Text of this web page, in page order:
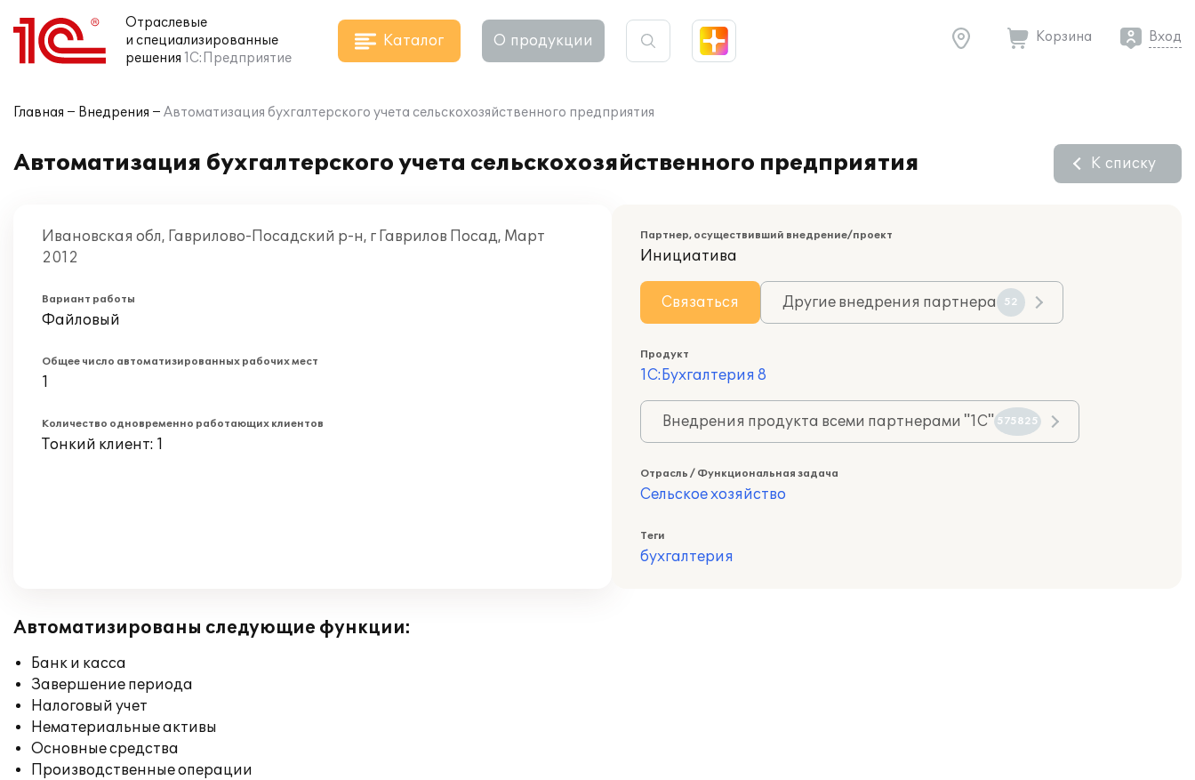
Отраслевые
и специализированные
решения 1С:Предприятие
Каталог О продукции Корзина Вход
Главная Внедрения Автоматизация бухгалтерского учета сельскохозяйственного предприятия
Автоматизация бухгалтерского учета сельскохозяйственного предприятия К списку
Ивановская обл, Гаврилово-Посадский р-н, г Гаврилов Посад, Март
2012
Вариант работы
Файловый
Общее число автоматизированных рабочих мест
1
Количество одновременно работающих клиентов
Тонкий клиент: 1
Партнер, осуществивший внедрение/проект
Инициатива
Связаться Другие внедрения партнера 52
Продукт
1С:Бухгалтерия 8
Внедрения продукта всеми партнерами "1С" 575825
Отрасль / Функциональная задача
Сельское хозяйство
Теги
бухгалтерия
Автоматизированы следующие функции:
Банк и касса
Завершение периода
Налоговый учет
Нематериальные активы
Основные средства
Производственные операции